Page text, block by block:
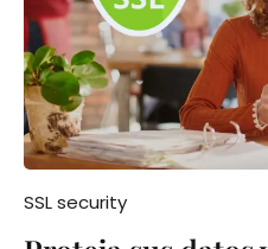
SSL security